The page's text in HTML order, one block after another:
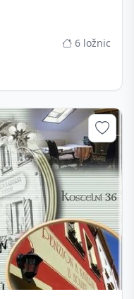
6 ložnic